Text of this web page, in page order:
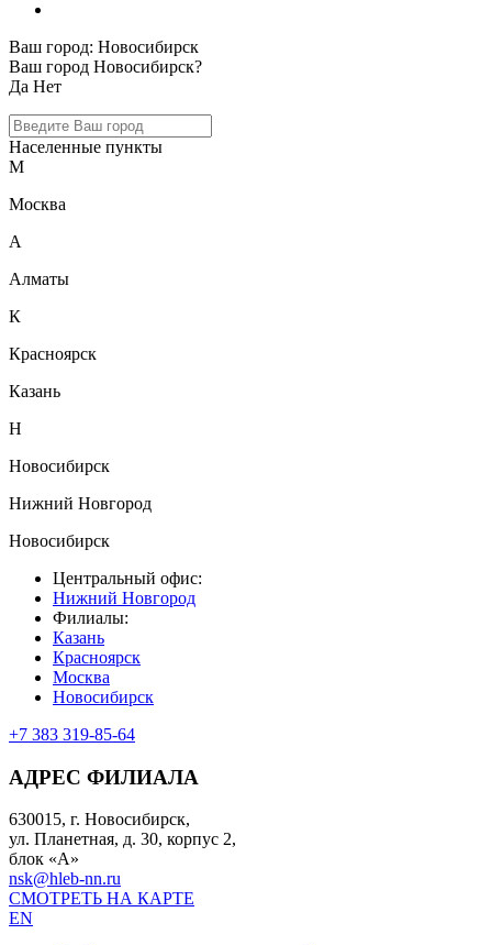
Ваш город: Новосибирск
Ваш город Новосибирск?
Да Нет
Населенные пункты
М
Москва
А
Алматы
К
Красноярск
Казань
Н
Новосибирск
Нижний Новгород
Новосибирск
Центральный офис:
Нижний Новгород
Филиалы:
Казань
Красноярск
Москва
Новосибирск
+7 383 319-85-64
АДРЕС ФИЛИАЛА
630015, г. Новосибирск,
ул. Планетная, д. 30, корпус 2,
блок «А»
nsk@hleb-nn.ru
СМОТРЕТЬ НА КАРТЕ
EN